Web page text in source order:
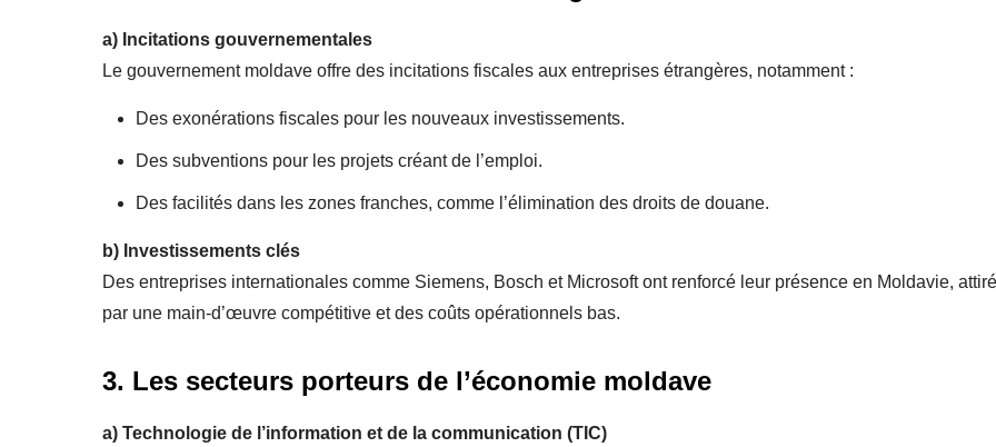
a) Incitations gouvernementales
Le gouvernement moldave offre des incitations fiscales aux entreprises étrangères, notamment :
Des exonérations fiscales pour les nouveaux investissements.
Des subventions pour les projets créant de l’emploi.
Des facilités dans les zones franches, comme l’élimination des droits de douane.
b) Investissements clés
Des entreprises internationales comme Siemens, Bosch et Microsoft ont renforcé leur présence en Moldavie,
par une main-d’œuvre compétitive et des coûts opérationnels bas.
3. Les secteurs porteurs de l’économie moldave
a) Technologie de l’information et de la communication (TIC)